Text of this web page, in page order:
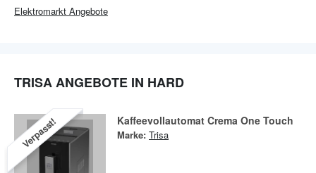
Elektromarkt Angebote
TRISA ANGEBOTE IN HARD
Verpasst! Kaffeevollautomat Crema One Touch
Marke: Trisa